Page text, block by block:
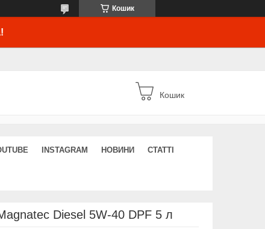
Кошик
Кошик
INSTAGRAM НОВИНИ СТАТТІ
Diesel 5W-40 DPF 5 л